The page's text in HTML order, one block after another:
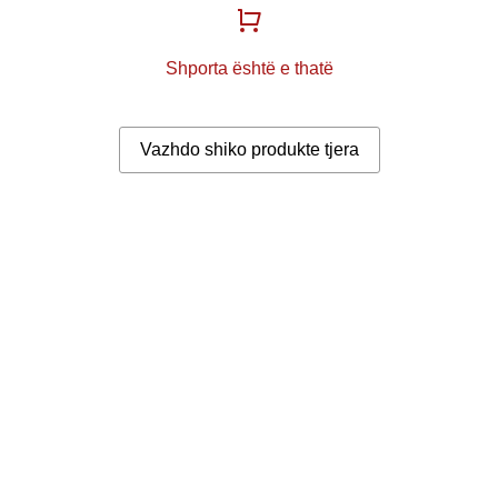
Shporta është e thatë
Vazhdo shiko produkte tjera